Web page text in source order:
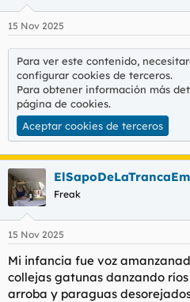
e
15 Nov 2025
Para ver este contenido,
configurar cookies de terceros.
Para obtener información más
página de cookies.
Aceptar cookies de terceros
Freak
15 Nov 2025
Mi infancia fue voz
collejas gatunas danzando
arroba y paraguas